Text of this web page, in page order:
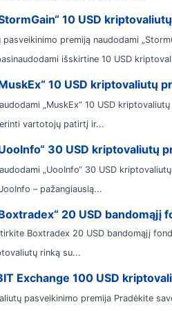
10 USD
premiją naudodami
išskirtine 10 USD
10 USD kriptovaliutų
„MuskEx“ 10 USD
vartotojų patirtį ir...
30 USD kriptovaliutų
„UooInfo“ 30 USD
– pažangiausią...
20 USD
Boxtradex 20 USD bandomąjį
rinką su...
Exchange 100 USD
pasveikinimo premija Pradėkite